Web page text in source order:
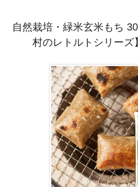
自然栽培・緑米玄米もち
村のレトルトシリーズ